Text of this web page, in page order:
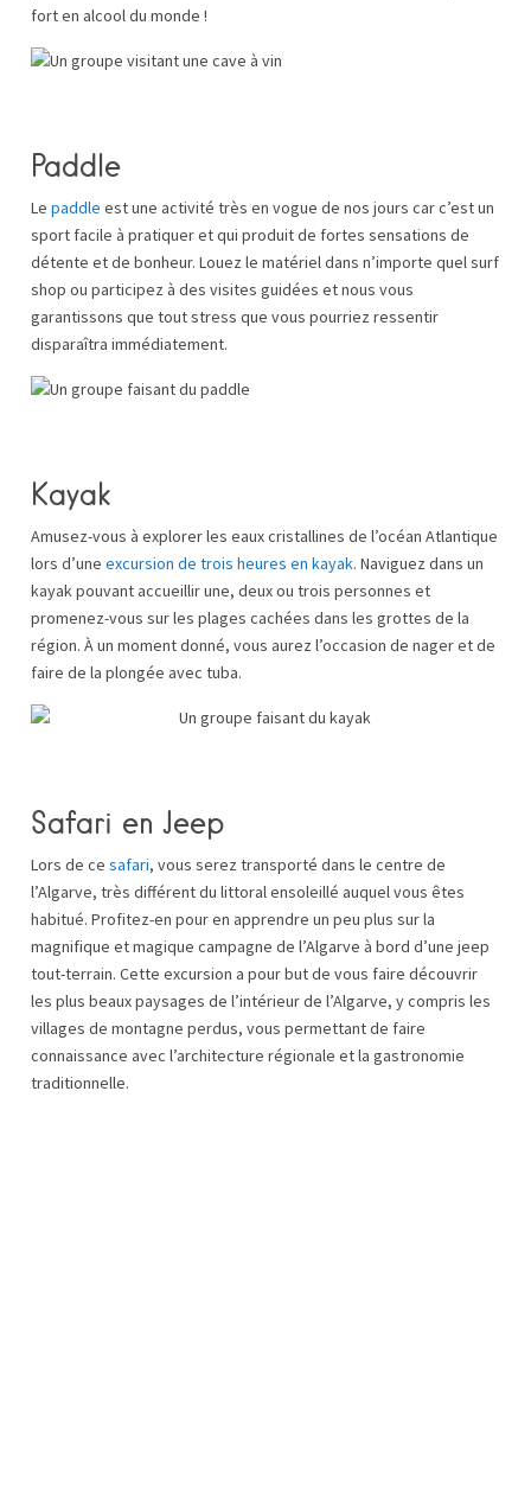
fort en alcool du monde !
Paddle
Le paddle est une activité très en vogue de nos jours car c’est un
sport facile à pratiquer et qui produit de fortes sensations de
détente et de bonheur. Louez le matériel dans n’importe quel surf
shop ou participez à des visites guidées et nous vous
garantissons que tout stress que vous pourriez ressentir
disparaîtra immédiatement.
Kayak
Amusez-vous à explorer les eaux cristallines de l’océan Atlantique
lors d’une excursion de trois heures en kayak. Naviguez dans un
kayak pouvant accueillir une, deux ou trois personnes et
promenez-vous sur les plages cachées dans les grottes de la
région. À un moment donné, vous aurez l’occasion de nager et de
faire de la plongée avec tuba.
Safari en Jeep
Lors de ce safari, vous serez transporté dans le centre de
l’Algarve, très différent du littoral ensoleillé auquel vous êtes
habitué. Profitez-en pour en apprendre un peu plus sur la
magnifique et magique campagne de l’Algarve à bord d’une jeep
tout-terrain. Cette excursion a pour but de vous faire découvrir
les plus beaux paysages de l’intérieur de l’Algarve, y compris les
villages de montagne perdus, vous permettant de faire
connaissance avec l’architecture régionale et la gastronomie
traditionnelle.